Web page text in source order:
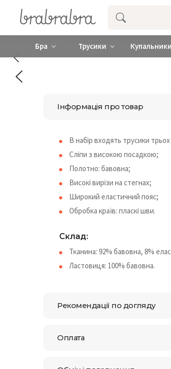
Купити нижню
Бра Трусики Купальники
Інформація про товар
В набір входять трусики
Сліпи з високою посадкою;
Полотно: бавовна;
Високі вирізи на стегнах;
Широкий еластичний пояс;
Обробка країв: пласкі шви.
Склад:
Тканина: 92% бавовна, 8%
Ластовиця: 100% бавовна.
Рекомендації по догляду
Оплата